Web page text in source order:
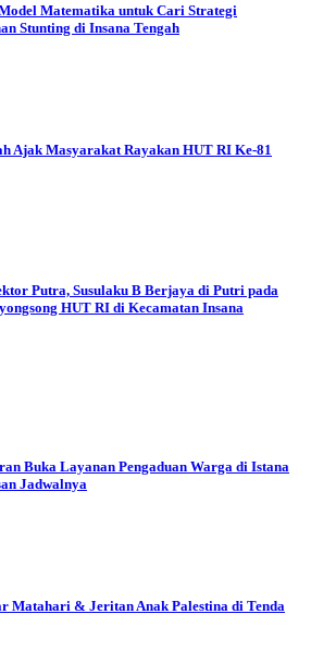
Matematika untuk Cari Strategi
Stunting di Insana Tengah
Ajak Masyarakat Rayakan HUT RI Ke-81
Putra, Susulaku B Berjaya di Putri pada
HUT RI di Kecamatan Insana
Buka Layanan Pengaduan Warga di Istana
Jadwalnya
Matahari & Jeritan Anak Palestina di Tenda